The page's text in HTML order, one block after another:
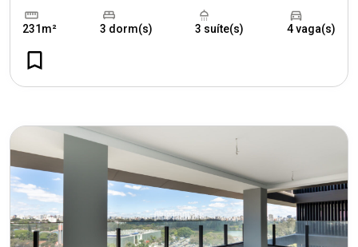
231m² 3 dorm(s) 3 suíte(s) 4 vaga(s)